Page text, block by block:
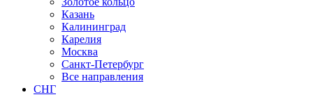
Казань
Калининград
Карелия
Москва
Санкт-Петербург
Все направления
СНГ